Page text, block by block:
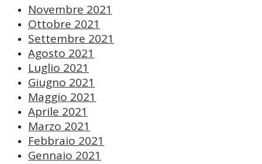
Novembre 2021
Ottobre 2021
Settembre 2021
Agosto 2021
Luglio 2021
Giugno 2021
Maggio 2021
Aprile 2021
Marzo 2021
Febbraio 2021
Gennaio 2021